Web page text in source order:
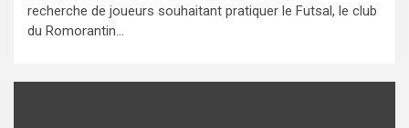
recherche de joueurs souhaitant pratiquer le Futsal, le club
du Romorantin...